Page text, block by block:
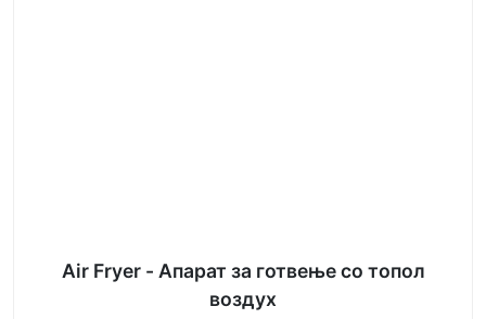
Air Fryer - Апарат за готвење со топол
воздух